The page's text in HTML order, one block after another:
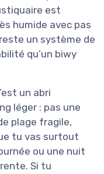
est
humide avec pas
un système de
qu’un biwy
un abri
léger : pas une
plage fragile,
tu vas surtout
ou une nuit
Si tu